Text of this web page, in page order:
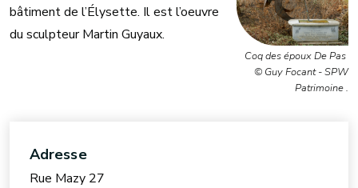
Coq des époux De Pas
© Guy Focant - SPW
Patrimoine .
bâtiment de l’Élysette. Il est l’oeuvre
du sculpteur Martin Guyaux.
Adresse
Rue Mazy 27